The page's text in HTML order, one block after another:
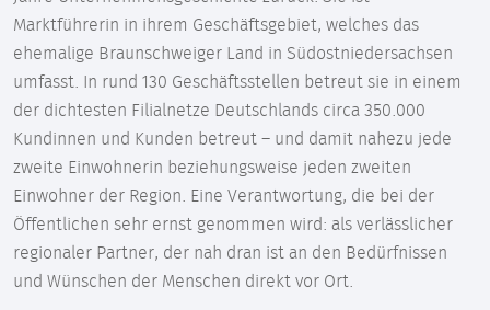
Marktführerin in ihrem Geschäftsgebiet, welches das
ehemalige Braunschweiger Land in Südostniedersachsen
umfasst. In rund 130 Geschäftsstellen betreut sie in einem
der dichtesten Filialnetze Deutschlands circa 350.000
Kundinnen und Kunden betreut – und damit nahezu jede
zweite Einwohnerin beziehungsweise jeden zweiten
Einwohner der Region. Eine Verantwortung, die bei der
Öffentlichen sehr ernst genommen wird: als verlässlicher
regionaler Partner, der nah dran ist an den Bedürfnissen
und Wünschen der Menschen direkt vor Ort.